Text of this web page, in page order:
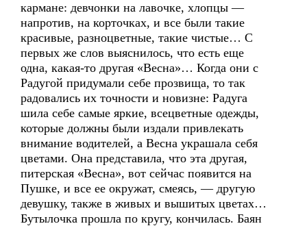
кармане: девчонки на лавочке, хлопцы —
напротив, на корточках, и все были такие
красивые, разноцветные, такие чистые… С
первых же слов выяснилось, что есть еще
одна, какая-то другая «Весна»… Когда они с
Радугой придумали себе прозвища, то так
радовались их точности и новизне: Радуга
шила себе самые яркие, всецветные одежды,
которые должны были издали привлекать
внимание водителей, а Весна украшала себя
цветами. Она представила, что эта другая,
питерская «Весна», вот сейчас появится на
Пушке, и все ее окружат, смеясь, — другую
девушку, также в живых и вышитых цветах…
Бутылочка прошла по кругу, кончилась. Баян